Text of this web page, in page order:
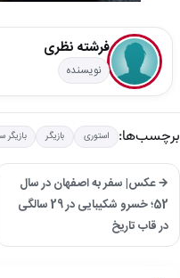
فرشته نظری
نویسنده
برچسب‌ها: استوری بازیگر بازیگر
→ عکس| سفر به اصفهان در سال
52؛ خسرو شکیبایی در 29 سالگی
در قاب تاریخ